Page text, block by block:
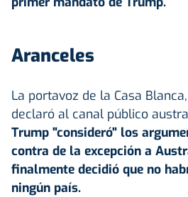
Aranceles
La portavoz de la Casa
declaró al canal público
Trump "consideró" los
contra de la excepción a
finalmente decidió que no
ningún país.